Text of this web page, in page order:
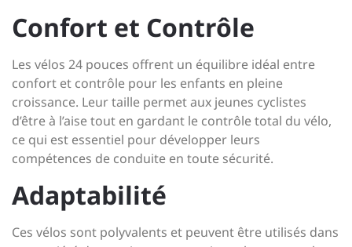
Confort et Contrôle
Les vélos 24 pouces offrent un équilibre idéal entre
confort et contrôle pour les enfants en pleine
croissance. Leur taille permet aux jeunes cyclistes
d’être à l’aise tout en gardant le contrôle total du vélo,
ce qui est essentiel pour développer leurs
compétences de conduite en toute sécurité.
Adaptabilité
Ces vélos sont polyvalents et peuvent être utilisés dans